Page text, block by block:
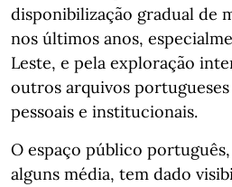
disponibilização gradual de
nos últimos anos,
Leste, e pela exploração
outros arquivos
pessoais e institucionais.
O espaço público
alguns média, tem dado